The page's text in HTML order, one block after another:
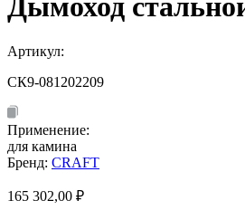
Дымоход
Артикул:
СК9-081202209
Применение:
для камина
Бренд: CRAFT
165 302,00 ₽